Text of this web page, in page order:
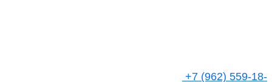
+7 (962) 559-18-